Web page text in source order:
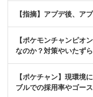
【指摘】アプデ後、ア
【ポケモンチャンピオ
なのか？対策やいたず
【ポケチャン】現環境
ブルでの採用率やゴー